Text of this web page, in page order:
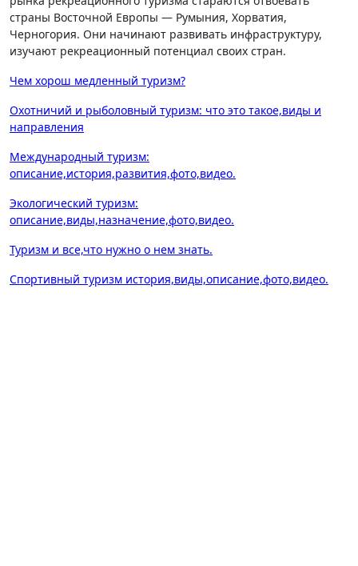
страны Восточной Европы — Румыния, Хорватия,
Черногория. Они начинают развивать инфраструктуру,
изучают рекреационный потенциал своих стран.
Чем хорош медленный туризм?
Охотничий и рыболовный туризм: что это такое,виды и
направления
Международный туризм:
описание,история,развития,фото,видео.
Экологический туризм:
описание,виды,назначение,фото,видео.
Туризм и все,что нужно о нем знать.
Спортивный туризм история,виды,описание,фото,видео.